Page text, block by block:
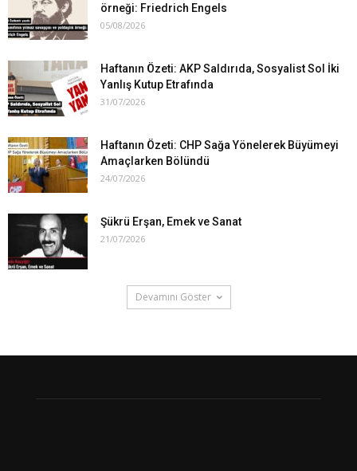
örneği: Friedrich Engels
05/08/2026
Haftanın Özeti: AKP Saldırıda, Sosyalist Sol İki
Yanlış Kutup Etrafında
31/07/2026
Haftanın Özeti: CHP Sağa Yönelerek Büyümeyi
Amaçlarken Bölündü
24/07/2026
Şükrü Erşan, Emek ve Sanat
21/07/2026
Devamını Göster